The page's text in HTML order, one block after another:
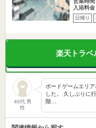
入浴料
日帰り
楽天トラベ
40代 男
性
ボードゲームエリ
した。 久しぶりに
階…